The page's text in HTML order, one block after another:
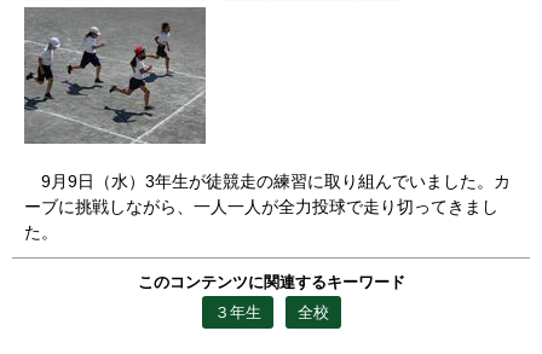
9月9日（水）3年生が徒競走の練習に取り組んでいました。カ
ーブに挑戦しながら、一人一人が全力投球で走り切ってきまし
た。
このコンテンツに関連するキーワード
３年生
全校